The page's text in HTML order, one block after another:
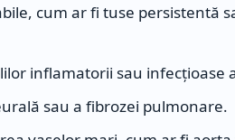
cum ar fi tuse persistentă
inflamatorii sau infecțioase
sau a fibrozei pulmonare.